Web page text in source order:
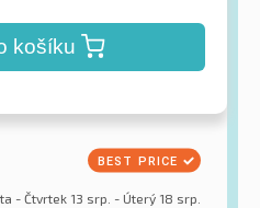
košíku
- Čtvrtek 13 srp. - Úterý 18 srp.